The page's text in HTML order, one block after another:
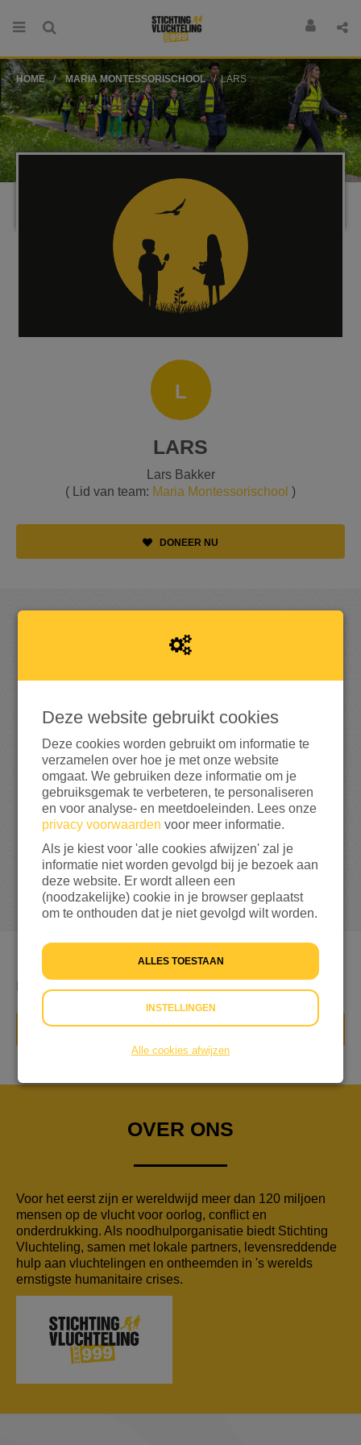
HOME MARIA MONTESSORISCHOOL LARS
L
LARS
Lars Bakker
( Lid van team: Maria Montessorischool )
DONEER NU
OPGEHAALD
0
0% bereikt van mijn streefbedrag € 30
Ik wil graag de vluchtelingen steunen
DONEER NU
OVER ONS
Voor het eerst zijn er wereldwijd meer dan 120 miljoen
mensen op de vlucht voor oorlog, conflict en
onderdrukking. Als noodhulporganisatie biedt Stichting
Vluchteling, samen met lokale partners, levensreddende
hulp aan vluchtelingen en ontheemden in 's werelds
ernstigste humanitaire crises.
Deze website gebruikt cookies
Deze cookies worden gebruikt om informatie te
verzamelen over hoe je met onze website
omgaat. We gebruiken deze informatie om je
gebruiksgemak te verbeteren, te personaliseren
en voor analyse- en meetdoeleinden. Lees onze
privacy voorwaarden voor meer informatie.
Als je kiest voor 'alle cookies afwijzen' zal je
informatie niet worden gevolgd bij je bezoek aan
deze website. Er wordt alleen een
(noodzakelijke) cookie in je browser geplaatst
om te onthouden dat je niet gevolgd wilt worden.
ALLES TOESTAAN
INSTELLINGEN
Alle cookies afwijzen